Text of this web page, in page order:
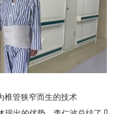
椎管狭窄而生的技术